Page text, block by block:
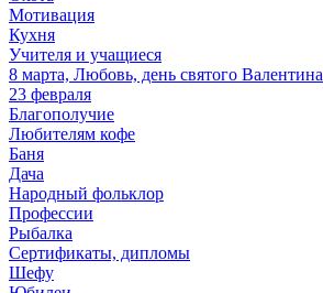
Мотивация
Кухня
Учителя и учащиеся
8 марта, Любовь, день святого Валентина
23 февраля
Благополучие
Любителям кофе
Баня
Дача
Народный фольклор
Профессии
Рыбалка
Сертификаты, дипломы
Шефу